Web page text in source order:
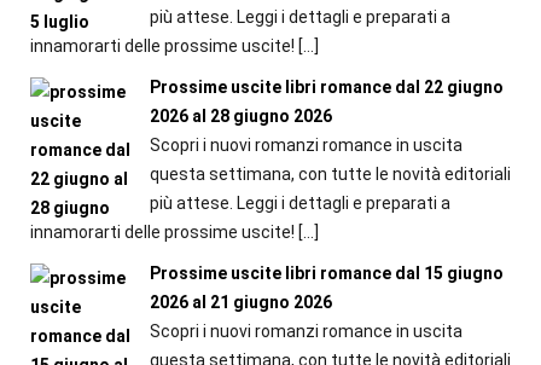
più attese. Leggi i dettagli e preparati a
innamorarti delle prossime uscite! […]
Prossime uscite libri romance dal 22 giugno
2026 al 28 giugno 2026
Scopri i nuovi romanzi romance in uscita
questa settimana, con tutte le novità editoriali
più attese. Leggi i dettagli e preparati a
innamorarti delle prossime uscite! […]
Prossime uscite libri romance dal 15 giugno
2026 al 21 giugno 2026
Scopri i nuovi romanzi romance in uscita
questa settimana, con tutte le novità editoriali